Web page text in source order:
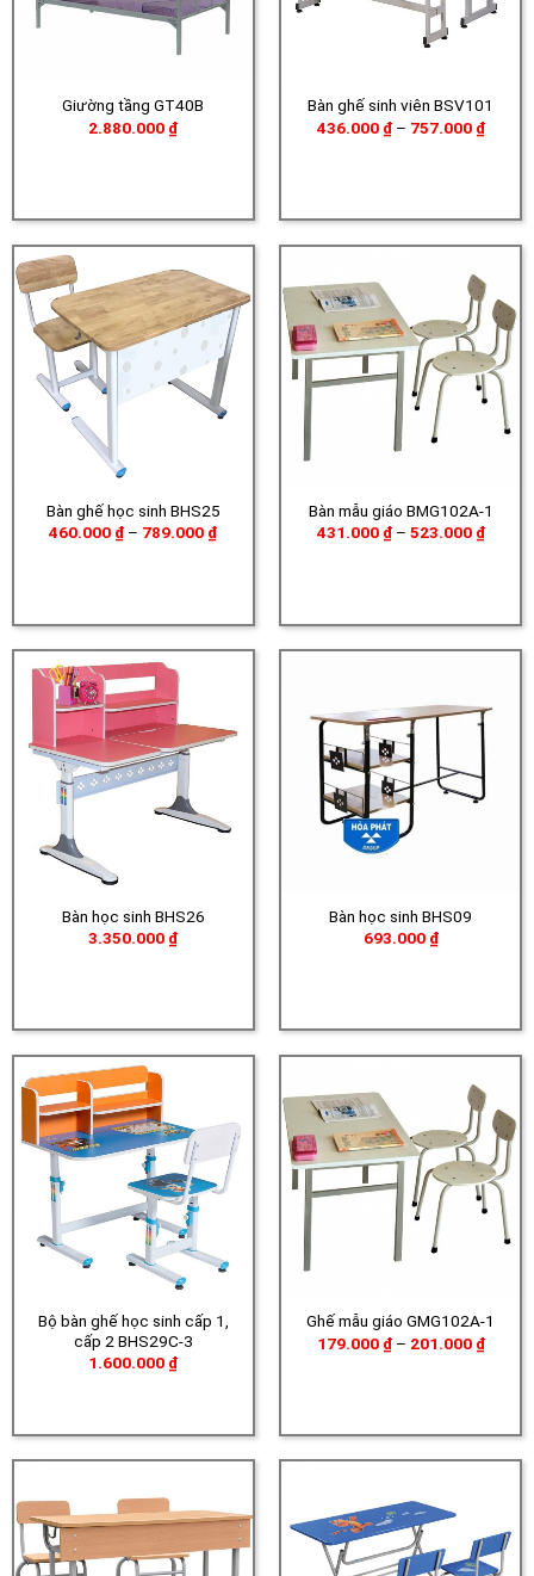
Giường tầng GT40B
2.880.000 ₫
Bàn ghế sinh viên BSV101
436.000 ₫ – 757.000 ₫
giá:
Bàn ghế học sinh BHS25
460.000 ₫ – 789.000 ₫Khoảng
Bàn mẫu giáo BMG102A-1
431.000 ₫ – 523.000 ₫
giá:
Bàn học sinh BHS26
3.350.000 ₫
Bàn học sinh BHS09
693.000 ₫
Bộ bàn ghế học sinh cấp 1,
cấp 2 BHS29C-3
1.600.000 ₫
Ghế mẫu giáo GMG102A-1
179.000 ₫ – 201.000 ₫
giá: